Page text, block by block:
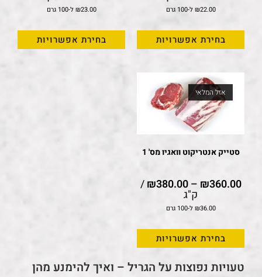
₪22.00 ל-100 גרם
בחירת אפשרויות
₪23.00 ל-100 גרם
בחירת אפשרויות
אזל המלאי
סטייק אנטריקוט וואגיו מס' 1
₪360.00
–
₪380.00
/
ק"ג
₪36.00 ל-100 גרם
בחירת אפשרויות
טעויות נפוצות על הגריל – ואיך להימנע מהן